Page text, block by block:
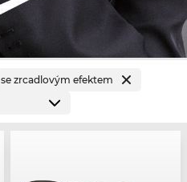
se zrcadlovým efektem